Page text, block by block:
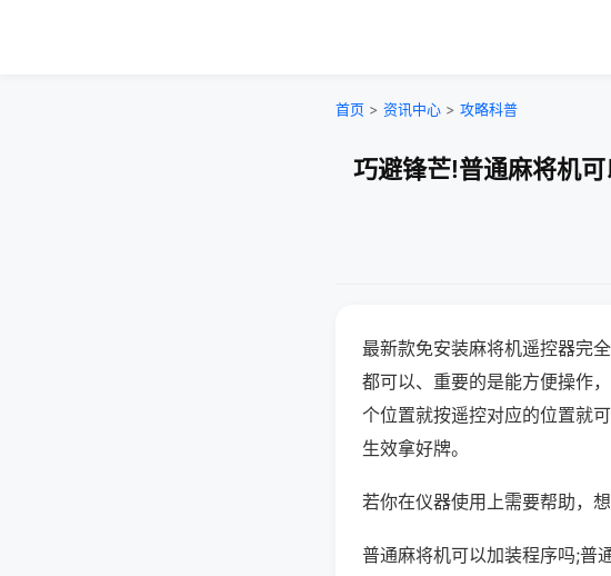
首页 > 资讯中心 > 攻略科普
巧避锋芒!普通麻将机
最新款免安装麻将机遥控器完
都可以、重要的是能方便操作
个位置就按遥控对应的位置就
生效拿好牌。
若你在仪器使用上需要帮助，
普通麻将机可以加装程序吗;普